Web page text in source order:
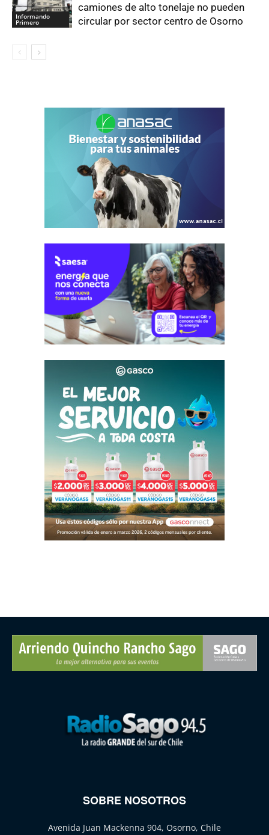
Informando
Primero
camiones de alto tonelaje no pueden
circular por sector centro de Osorno
SOBRE NOSOTROS
Avenida Juan Mackenna 904, Osorno, Chile